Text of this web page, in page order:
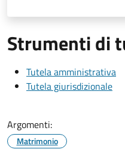
Strumenti di
Tutela amministrativa
Tutela giurisdizionale
Argomenti:
Matrimonio